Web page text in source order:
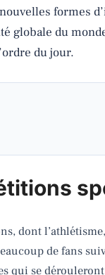
formes
globale du
du jour.
dont
de fans
qui se